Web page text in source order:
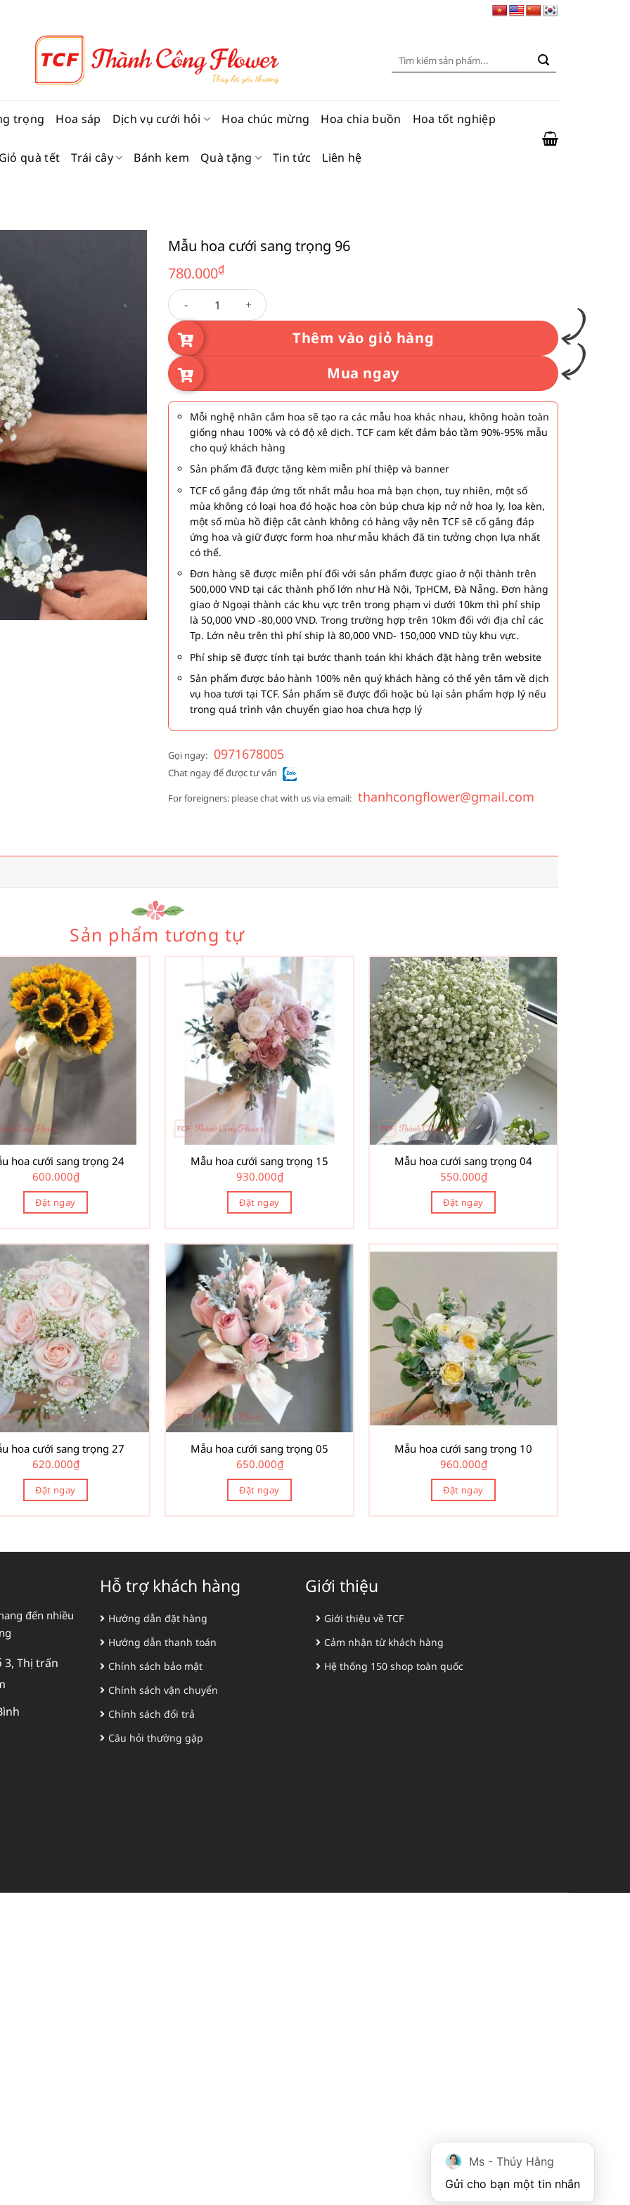
Tìm
trọng Hoa sáp Dịch vụ cưới hỏi Hoa chúc mừng Hoa chia buồn Hoa tốt nghiệp
Giỏ quà tết Trái cây Bánh kem Quà tặng Tin tức Liên hệ
Mẫu hoa cưới sang trọng 96
780.000₫
Mẫu hoa cưới sang trọng 96 số lượng
Thêm vào giỏ hàng
Mua ngay
Mỗi nghệ nhân cắm hoa sẽ tạo ra các mẫu hoa khác nhau, không hoàn toàn
giống nhau 100% và có độ xê dịch. TCF cam kết đảm bảo tầm 90%-95% mẫu
cho quý khách hàng
Sản phẩm đã được tặng kèm miễn phí thiệp và banner
TCF cố gắng đáp ứng tốt nhất mẫu hoa mà bạn chọn, tuy nhiên, một số
mùa không có loại hoa đó hoặc hoa còn búp chưa kịp nở nở hoa ly, loa kèn,
một số mùa hồ điệp cắt cành không có hàng vậy nên TCF sẽ cố gắng đáp
ứng hoa và giữ được form hoa như mẫu khách đã tin tưởng chọn lựa nhất
có thể.
Đơn hàng sẽ được miễn phí đối với sản phẩm được giao ở nội thành trên
500,000 VND tại các thành phố lớn như Hà Nội, TpHCM, Đà Nẵng. Đơn hàng
giao ở Ngoại thành các khu vực trên trong phạm vi dưới 10km thì phí ship
là 50,000 VND -80,000 VND. Trong trường hợp trên 10km đối với địa chỉ các
Tp. Lớn nêu trên thì phí ship là 80,000 VND- 150,000 VND tùy khu vực.
Phí ship sẽ được tính tại bước thanh toán khi khách đặt hàng trên website
Sản phẩm được bảo hành 100% nên quý khách hàng có thể yên tâm về dịch
vụ hoa tươi tại TCF. Sản phẩm sẽ được đổi hoặc bù lại sản phẩm hợp lý nếu
trong quá trình vận chuyển giao hoa chưa hợp lý
Gọi ngay: 0971678005
Chat ngay để được tư vấn
For foreigners: please chat with us via email: thanhcongflower@gmail.com
Sản phẩm tương tự
hoa cưới sang trọng 24
600.000₫
Đặt ngay
Mẫu hoa cưới sang trọng 15
930.000₫
Đặt ngay
Mẫu hoa cưới sang trọng 04
550.000₫
Đặt ngay
hoa cưới sang trọng 27
620.000₫
Đặt ngay
Mẫu hoa cưới sang trọng 05
650.000₫
Đặt ngay
Mẫu hoa cưới sang trọng 10
960.000₫
Đặt ngay
đến nhiều
3, Thị trấn
Hỗ trợ khách hàng
Hướng dẫn đặt hàng
Hướng dẫn thanh toán
Chính sách bảo mật
Chính sách vận chuyển
Chính sách đổi trả
Câu hỏi thường gặp
Giới thiệu
Giới thiệu về TCF
Cảm nhận từ khách hàng
Hệ thống 150 shop toàn quốc
Ms - Thúy Hằng
Gửi cho bạn một tin nhắn